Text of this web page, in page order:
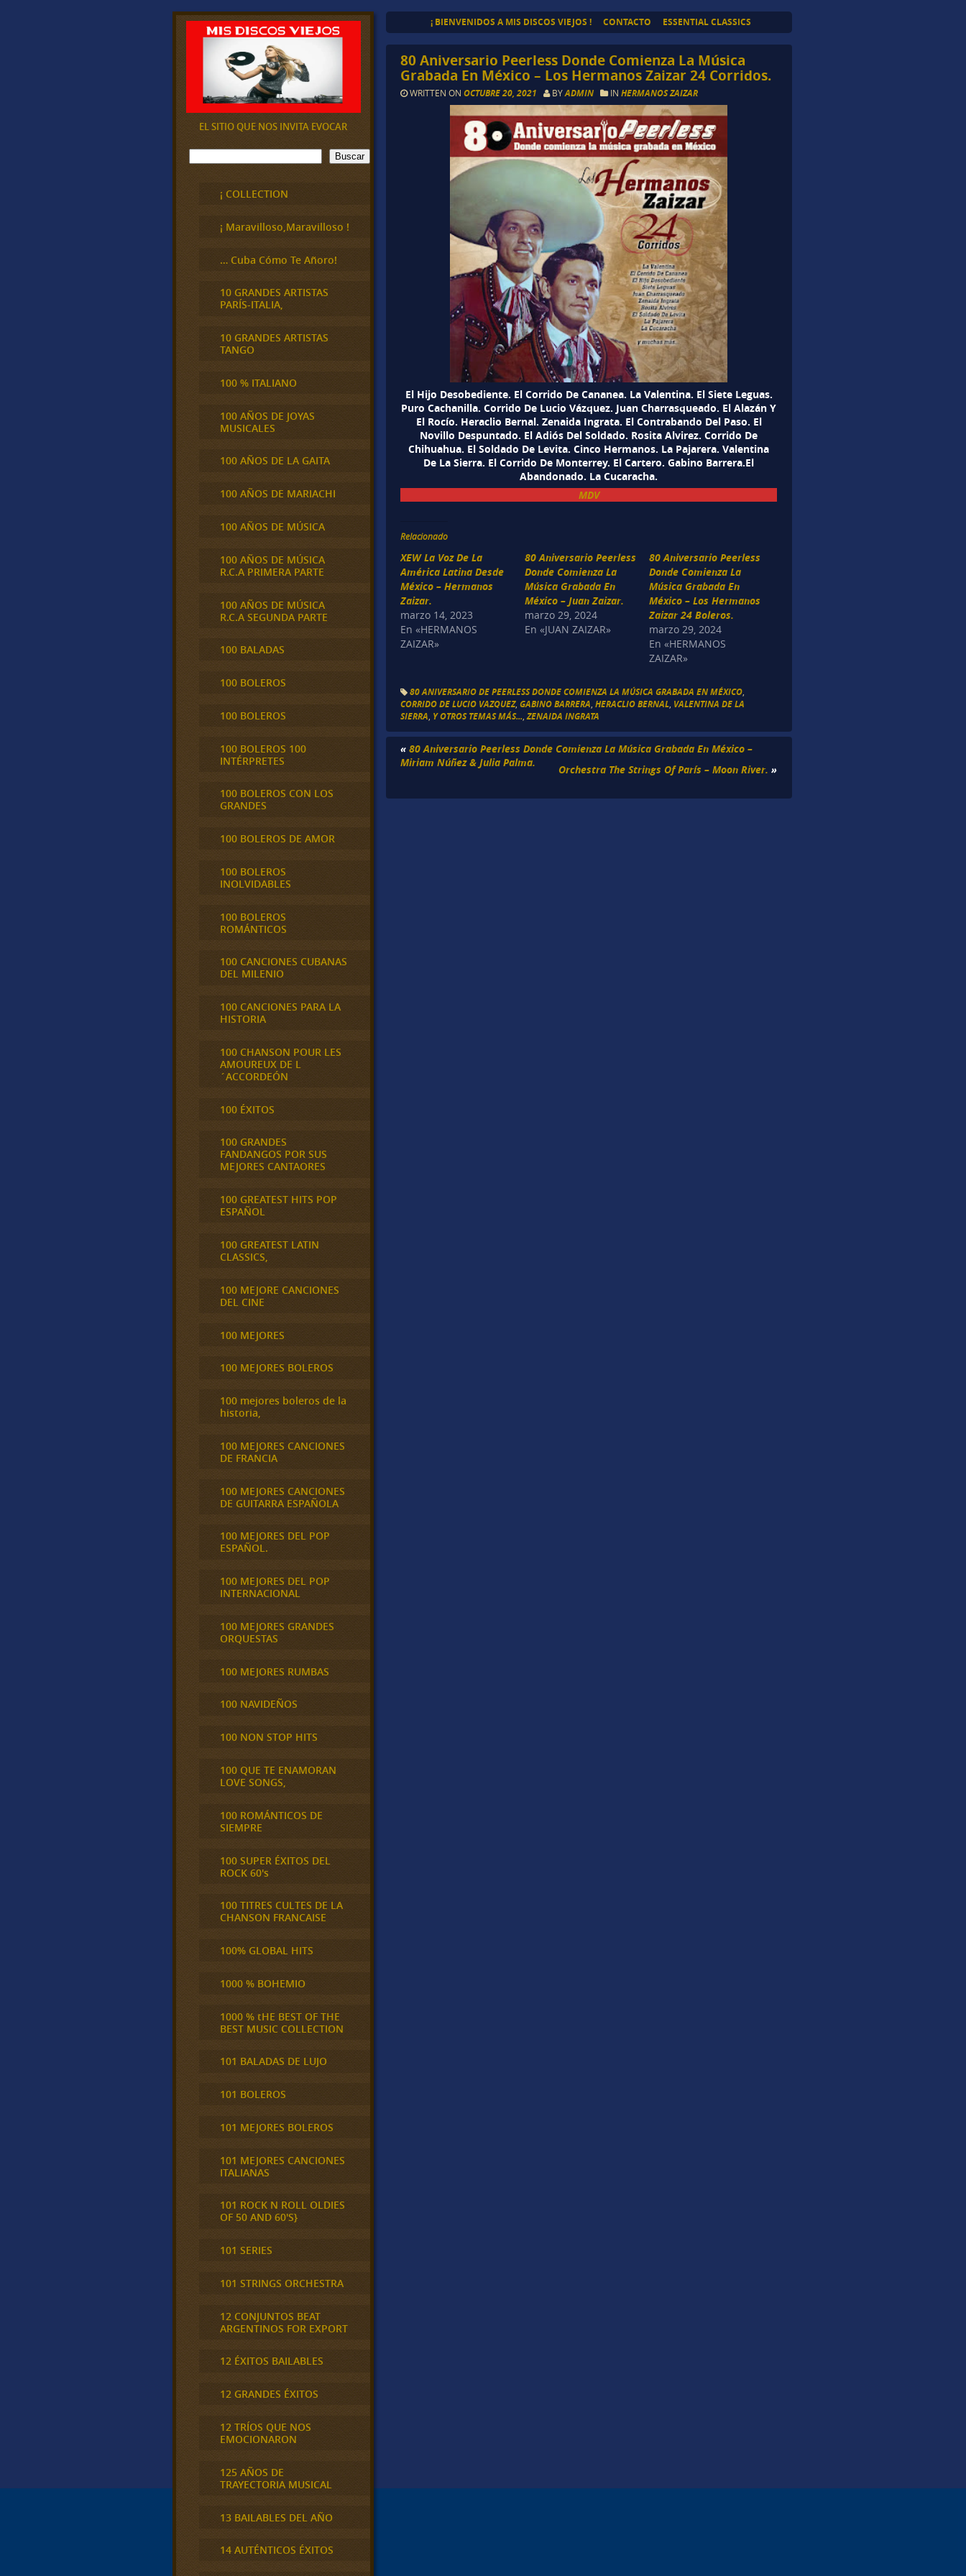
¡ BIENVENIDOS A MIS DISCOS VIEJOS ! CONTACTO ESSENTIAL CLASSICS
80 Aniversario Peerless Donde Comienza La Música
Grabada En México – Los Hermanos Zaizar 24 Corridos.
WRITTEN ONOCTUBRE 20, 2021 BYADMIN INHERMANOS ZAIZAR
El Hijo Desobediente. El Corrido De Cananea. La Valentina. El Siete Leguas.
Puro Cachanilla. Corrido De Lucio Vázquez. Juan Charrasqueado. El Alazán Y
El Rocío. Heraclio Bernal. Zenaida Ingrata. El Contrabando Del Paso. El
Novillo Despuntado. El Adiós Del Soldado. Rosita Alvirez. Corrido De
Chihuahua. El Soldado De Levita. Cinco Hermanos. La Pajarera. Valentina
De La Sierra. El Corrido De Monterrey. El Cartero. Gabino Barrera.El
Abandonado. La Cucaracha.
MDV
Relacionado
XEW La Voz De La
América Latina Desde
México – Hermanos
Zaizar.
marzo 14, 2023
En «HERMANOS
ZAIZAR»
80 Aniversario Peerless
Donde Comienza La
Música Grabada En
México – Juan Zaizar.
marzo 29, 2024
En «JUAN ZAIZAR»
80 Aniversario Peerless
Donde Comienza La
Música Grabada En
México – Los Hermanos
Zaizar 24 Boleros.
marzo 29, 2024
En «HERMANOS
ZAIZAR»
80 ANIVERSARIO DE PEERLESS DONDE COMIENZA LA MÚSICA GRABADA EN MÉXICO
CORRIDO DE LUCIO VAZQUEZ,GABINO BARRERA ,HERACLIO BERNAL VALENTINA DE LA
SIERRA Y OTROS TEMAS MÁS... ,ZENAIDA INGRATA
«80 Aniversario Peerless Donde Comienza La Música Grabada En México –
Miriam Núñez & Julia Palma.
Orchestra The Strings Of París – Moon River. »
EL SITIO QUE NOS INVITA EVOCAR
B
u
Buscar
¡ COLLECTION
¡ Maravilloso,Maravilloso !
… Cuba Cómo Te Añoro!
10 GRANDES ARTISTAS
PARÍS-ITALIA,
10 GRANDES ARTISTAS
TANGO
100 % ITALIANO
100 AÑOS DE JOYAS
MUSICALES
100 AÑOS DE LA GAITA
100 AÑOS DE MARIACHI
100 AÑOS DE MÚSICA
100 AÑOS DE MÚSICA
R.C.A PRIMERA PARTE
100 AÑOS DE MÚSICA
R.C.A SEGUNDA PARTE
100 BALADAS
100 BOLEROS
100 BOLEROS
100 BOLEROS 100
INTÉRPRETES
100 BOLEROS CON LOS
GRANDES
100 BOLEROS DE AMOR
100 BOLEROS
INOLVIDABLES
100 BOLEROS
ROMÁNTICOS
100 CANCIONES CUBANAS
DEL MILENIO
100 CANCIONES PARA LA
HISTORIA
100 CHANSON POUR LES
AMOUREUX DE L
´ACCORDEÓN
100 ÉXITOS
100 GRANDES
FANDANGOS POR SUS
MEJORES CANTAORES
100 GREATEST HITS POP
ESPAÑOL
100 GREATEST LATIN
CLASSICS,
100 MEJORE CANCIONES
DEL CINE
100 MEJORES
100 MEJORES BOLEROS
100 mejores boleros de la
historia,
100 MEJORES CANCIONES
DE FRANCIA
100 MEJORES CANCIONES
DE GUITARRA ESPAÑOLA
100 MEJORES DEL POP
ESPAÑOL.
100 MEJORES DEL POP
INTERNACIONAL
100 MEJORES GRANDES
ORQUESTAS
100 MEJORES RUMBAS
100 NAVIDEÑOS
100 NON STOP HITS
100 QUE TE ENAMORAN
LOVE SONGS,
100 ROMÁNTICOS DE
SIEMPRE
100 SUPER ÉXITOS DEL
ROCK 60's
100 TITRES CULTES DE LA
CHANSON FRANCAISE
100% GLOBAL HITS
1000 % BOHEMIO
1000 % tHE BEST OF THE
BEST MUSIC COLLECTION
101 BALADAS DE LUJO
101 BOLEROS
101 MEJORES BOLEROS
101 MEJORES CANCIONES
ITALIANAS
101 ROCK N ROLL OLDIES
OF 50 AND 60'S}
101 SERIES
101 STRINGS ORCHESTRA
12 CONJUNTOS BEAT
ARGENTINOS FOR EXPORT
12 ÉXITOS BAILABLES
12 GRANDES ÉXITOS
12 TRÍOS QUE NOS
EMOCIONARON
125 AÑOS DE
TRAYECTORIA MUSICAL
13 BAILABLES DEL AÑO
14 AUTÉNTICOS ÉXITOS